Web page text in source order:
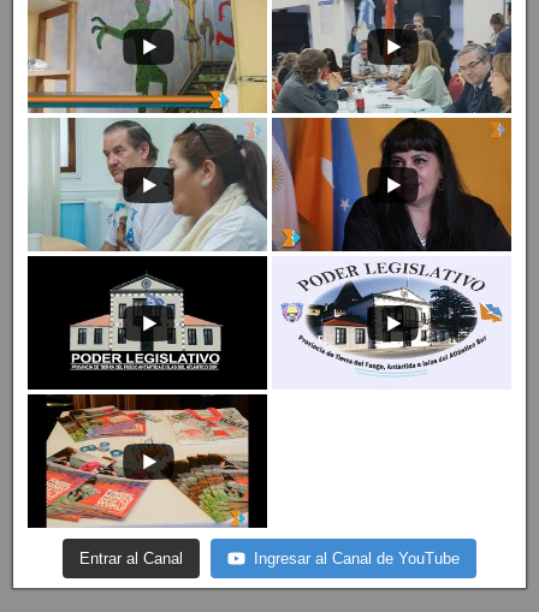
Entrar al Canal Ingresar al Canal de YouTube